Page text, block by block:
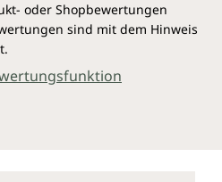
oder Shopbewertungen
sind mit dem Hinweis